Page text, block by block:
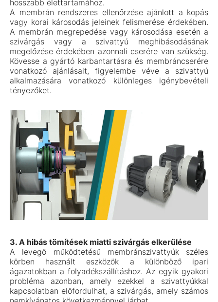
hosszabb élettartamához.
A membrán rendszeres ellenőrzése ajánlott a kopás
vagy korai károsodás jeleinek felismerése érdekében.
A membrán megrepedése vagy károsodása esetén a
szivárgás vagy a szivattyú meghibásodásának
megelőzése érdekében azonnali cserére van szükség.
Kövesse a gyártó karbantartásra és membráncserére
vonatkozó ajánlásait, figyelembe véve a szivattyú
alkalmazására vonatkozó különleges igénybevételi
tényezőket.
3. A hibás tömítések miatti szivárgás elkerülése
A levegő működtetésű membránszivattyúk széles
körben használt eszközök a különböző ipari
ágazatokban a folyadékszállításhoz. Az egyik gyakori
probléma azonban, amely ezekkel a szivattyúkkal
kapcsolatban előfordulhat, a szivárgás, amely számos